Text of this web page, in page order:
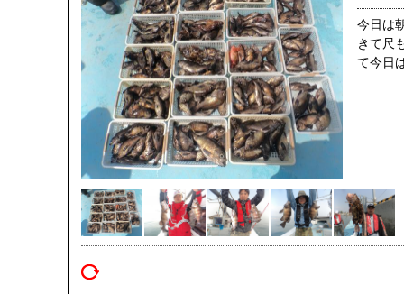
今日は
きて尺
て今日